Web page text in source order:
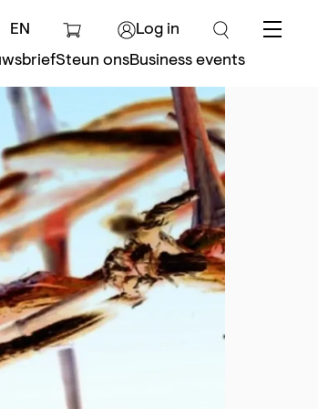
EN
Log in
Steun onsBusiness events